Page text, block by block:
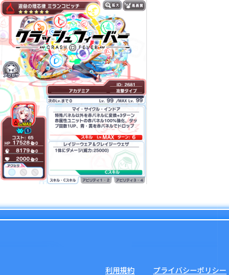
利用規約 プライバシーポリシー